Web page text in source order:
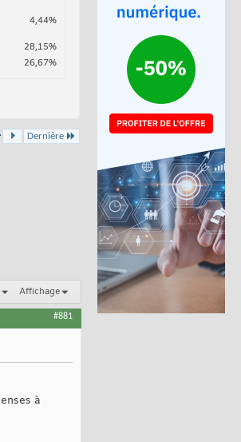
4,44%
28,15%
26,67%
Dernière
Affichage
#881
à